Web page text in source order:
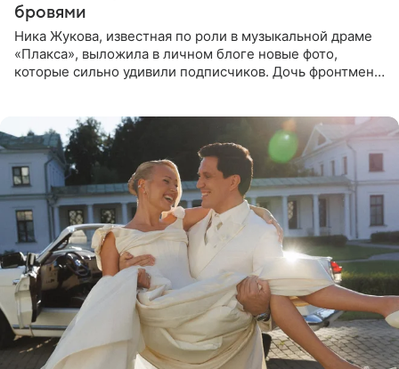
бровями
Ника Жукова, известная по роли в музыкальной драме
«Плакса», выложила в личном блоге новые фото,
которые сильно удивили подписчиков. Дочь фронтмена